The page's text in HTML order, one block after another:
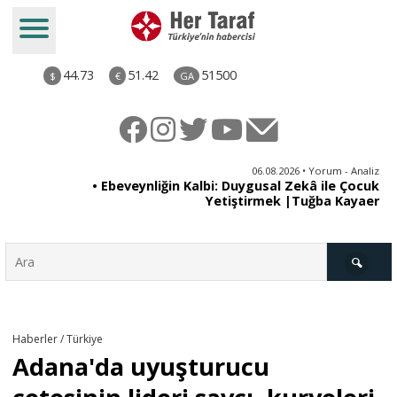
$ 44.73 € 51.42 GA 51500
06.08.2026 • Yorum - Analiz
• Ebeveynliğin Kalbi: Duygusal Zekâ ile Çocuk
Yetiştirmek |Tuğba Kayaer
Derkenar
Haberler / Türkiye
Adana'da uyuşturucu